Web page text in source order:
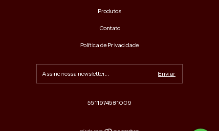
Produtos
Contato
Política de Privacidade
5511974581009